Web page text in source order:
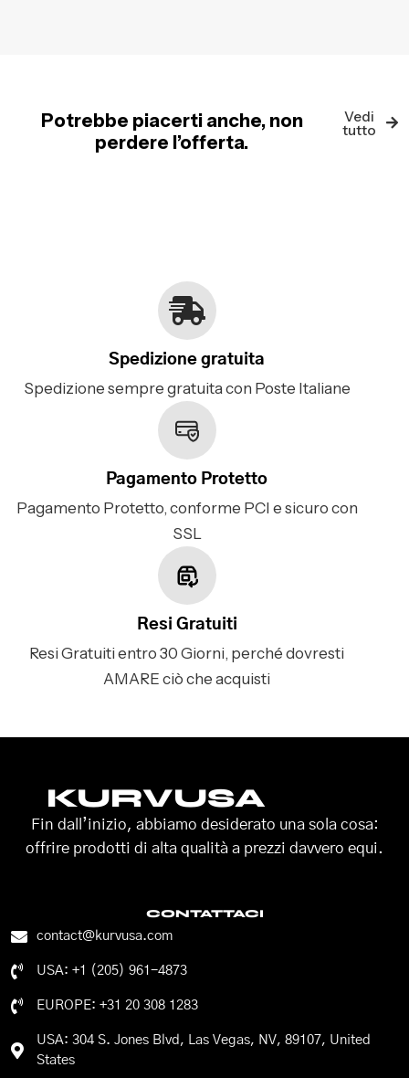
Potrebbe piacerti anche, non
perdere l’offerta.
Vedi
tutto
Spedizione gratuita
Spedizione sempre gratuita con Poste Italiane
Pagamento Protetto
Pagamento Protetto, conforme PCI e sicuro con
SSL
Resi Gratuiti
Resi Gratuiti entro 30 Giorni, perché dovresti
AMARE ciò che acquisti
KURVUSA
Fin dall’inizio, abbiamo desiderato una sola cosa:
offrire prodotti di alta qualità a prezzi davvero equi.
CONTATTACI
contact@kurvusa.com
USA: +1 (205) 961-4873
EUROPE: +31 20 308 1283
USA: 304 S. Jones Blvd, Las Vegas, NV, 89107, United
States